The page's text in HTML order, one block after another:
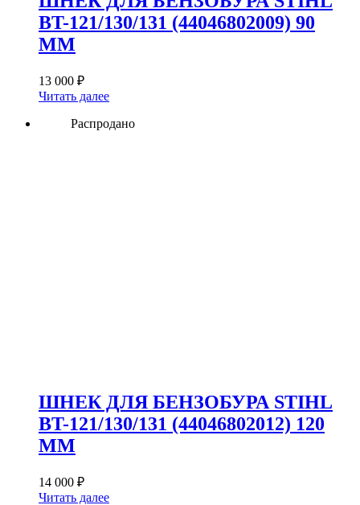
BT-121/130/131 (44046802009) 90
ММ
13 000 ₽
Читать далее
Распродано
ШНЕК ДЛЯ БЕНЗОБУРА STIHL
BT-121/130/131 (44046802012) 120
ММ
14 000 ₽
Читать далее